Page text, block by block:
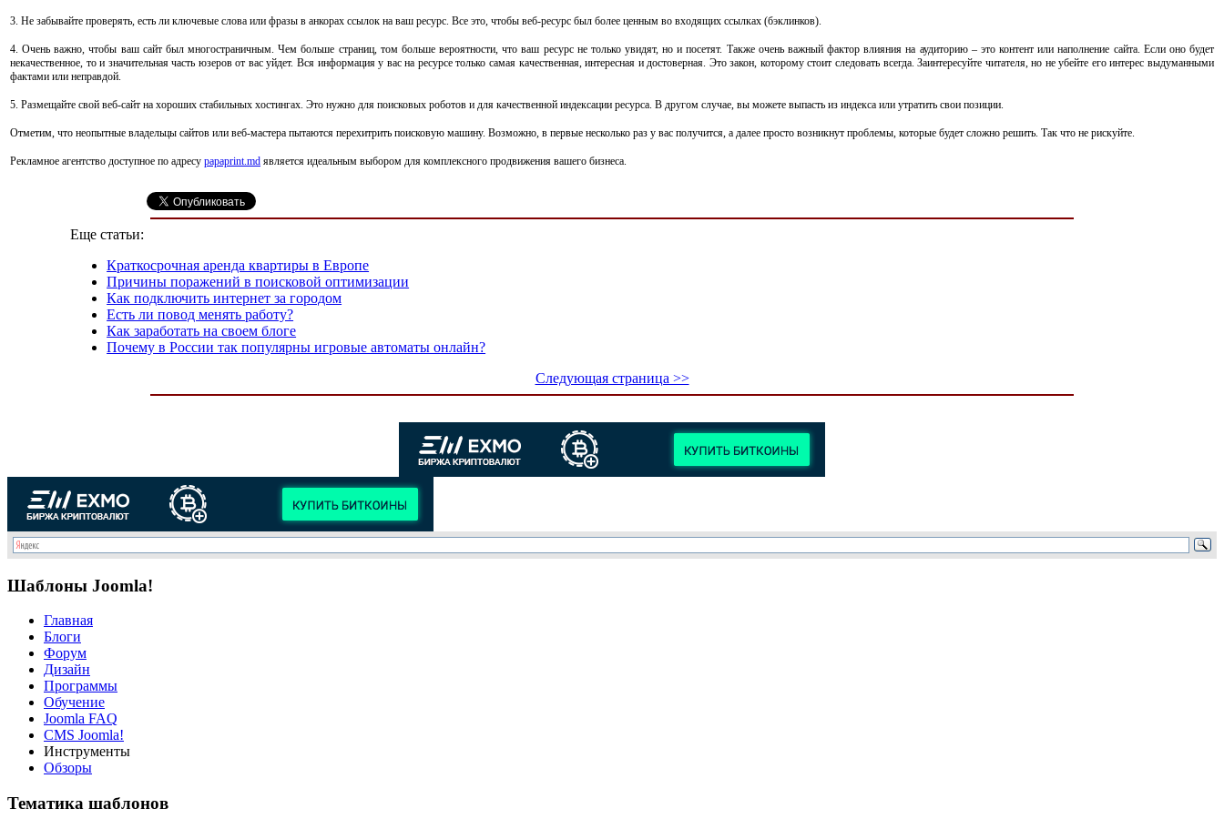
3. Не забывайте проверять, есть ли ключевые слова или фразы в анкорах ссылок на ваш ресурс. Все это, чтобы веб-ресурс был более ценным во входящих ссылках (бэклинков).
4. Очень важно, чтобы ваш сайт был многостраничным. Чем больше страниц, том больше вероятности, что ваш ресурс не только увидят, но и посетят. Также очень важный фактор влияния на аудиторию – это контент или наполнение сайта. Если оно будет
некачественное, то и значительная часть юзеров от вас уйдет. Вся информация у вас на ресурсе только самая качественная, интересная и достоверная. Это закон, которому стоит следовать всегда. Заинтересуйте читателя, но не убейте его интерес выдуманными
фактами или неправдой.
5. Размещайте свой веб-сайт на хороших стабильных хостингах. Это нужно для поисковых роботов и для качественной индексации ресурса. В другом случае, вы можете выпасть из индекса или утратить свои позиции.
Отметим, что неопытные владельцы сайтов или веб-мастера пытаются перехитрить поисковую машину. Возможно, в первые несколько раз у вас получится, а далее просто возникнут проблемы, которые будет сложно решить. Так что не рискуйте.
Рекламное агентство доступное по адресу papaprint.md является идеальным выбором для комплексного продвижения вашего бизнеса.
Еще статьи:
Краткосрочная аренда квартиры в Европе
Причины поражений в поисковой оптимизации
Как подключить интернет за городом
Есть ли повод менять работу?
Как заработать на своем блоге
Почему в России так популярны игровые автоматы онлайн?
Следующая страница >>
Шаблоны Joomla!
Главная
Блоги
Форум
Дизайн
Программы
Обучение
Joomla FAQ
CMS Joomla!
Инструменты
Обзоры
Тематика шаблонов